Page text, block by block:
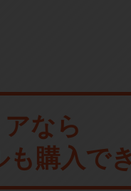
なら
購入で